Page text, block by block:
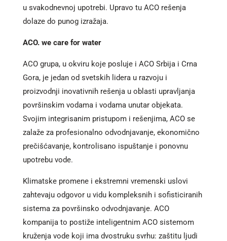
u svakodnevnoj upotrebi. Upravo tu ACO rešenja
dolaze do punog izražaja.
ACO. we care for water
ACO grupa, u okviru koje posluje i ACO Srbija i Crna
Gora, je jedan od svetskih lidera u razvoju i
proizvodnji inovativnih rešenja u oblasti upravljanja
površinskim vodama i vodama unutar objekata.
Svojim integrisanim pristupom i rešenjima, ACO se
zalaže za profesionalno odvodnjavanje, ekonomično
prečišćavanje, kontrolisano ispuštanje i ponovnu
upotrebu vode.
Klimatske promene i ekstremni vremenski uslovi
zahtevaju odgovor u vidu kompleksnih i sofisticiranih
sistema za površinsko odvodnjavanje. ACO
kompanija to postiže inteligentnim ACO sistemom
kruženja vode koji ima dvostruku svrhu: zaštitu ljudi